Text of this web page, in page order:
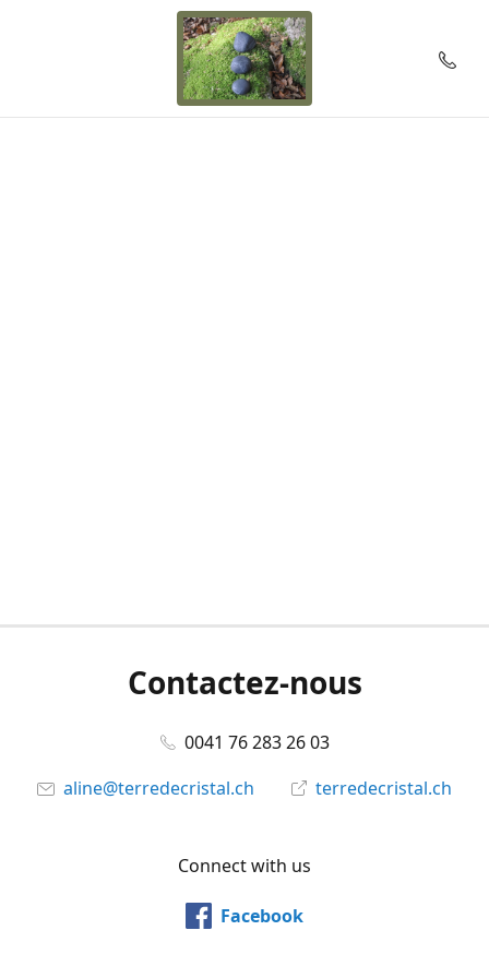
Contactez-nous
0041 76 283 26 03
aline@terredecristal.ch
terredecristal.ch
Connect with us
Facebook